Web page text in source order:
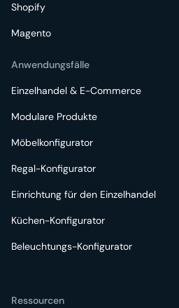
Shopify
Magento
Anwendungsfälle
Einzelhandel & E-Commerce
Modulare Produkte
Möbelkonfigurator
Regal-Konfigurator
Einrichtung für den Einzelhandel
Küchen-Konfigurator
Beleuchtungs-Konfigurator
Ressourcen